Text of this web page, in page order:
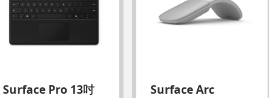
Surface Pro 13吋
Surface Arc